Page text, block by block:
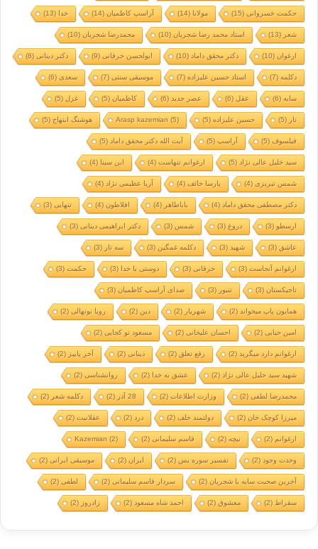
حکمت خسروانی(15) مولانا (14) آراسپ کاظمیان(14) خدا (13)
شعر (13) استاد محمد رضا شجریان(10) محمدرضا شجریان(10)
ارغوان(10) دکتر محقق داماد (10) ابولحسن خرقانی(9) دکتر دینانی(8)
دکلمه(7) استاد حسین علیزاده(7) موسیقی سنتی(7) سعدی(6)
سایه(6) عقل (6) عصر جدید (6) کاظمیان(5) غزل (5)
تار (5) حسین علیزاده(5)
Arasp kazemian (5) هوشنگ ابتهاج(5)
فیلسوف(5) آراسپ(5) آیت الله دکتر محقق داماد (5)
سید خلیل عالی نژاد (5) ارغوانم تنهاست(4) ابن سینا (4)
شمس تبریزی(4) پارسا خائف(4) آریا عظیمی نژاد (4)
دکتر مصطفی محقق داماد (4) باباطاهر (4) افلاطون(4) تنهایی(3)
ارسطو (3) دروغ (3) شمس (3) دکتر ابراهیمی دینانی(3)
عاشق (3) شهید (3) دکلمه غمگین (3) سه تار (3)
ارغوانم آنجاست(3) خرقانی(3) دوستی با خدا (3) حکمت(3)
تاجیکستان(3) تنبور (3) صدای آراسپ کاظمیان(3)
همایون پاپ میخواند (2) شهریار (2) دین (2) رویا نونهالی(2)
امین حیایی(2) احسان علیخانی(2) مسعود تو کجایی(2)
ارغوانم دارد میگرید (2) رفع تعلق (2) دینانی(2) آخر پاییز (2)
شهید سید خلیل عالی نژاد (2) عشق به خدا (2) روانشناسی(2)
محمدرضا لطفی(2) وزارت اطلاعات(2) 28 آذر (2) دکلمه شعر (2)
میرزا کوچک خان(2) دولتمند خلف(2) درد (2) عقلانیت(2)
ارغوانم (2) نیچه(2) قاسم سلیمانی(2)
Kazemian (2)
وحدت وجود (2) تفسیر سوره یس (2) ایران(2) موسیقی ایرانی(2)
آخرین صحبت سایه با شجریان(2) سردار قاسم سلیمانی(2) لطفی(2)
سقراط (2) معشوق(2) احمد شاه مسعود (2) زادروز (2)